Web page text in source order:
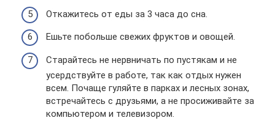
Откажитесь от еды за 3 часа до сна.
Ешьте побольше свежих фруктов и овощей.
Старайтесь не нервничать по пустякам и не
усердствуйте в работе, так как отдых нужен
всем. Почаще гуляйте в парках и лесных зонах,
встречайтесь с друзьями, а не просиживайте за
компьютером и телевизором.